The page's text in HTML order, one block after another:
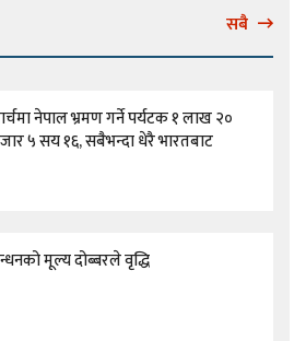
सबै
नेपाल भ्रमण गर्ने पर्यटक १ लाख २०
५ सय १६, सबैभन्दा धेरै भारतबाट
मूल्य दोब्बरले वृद्धि